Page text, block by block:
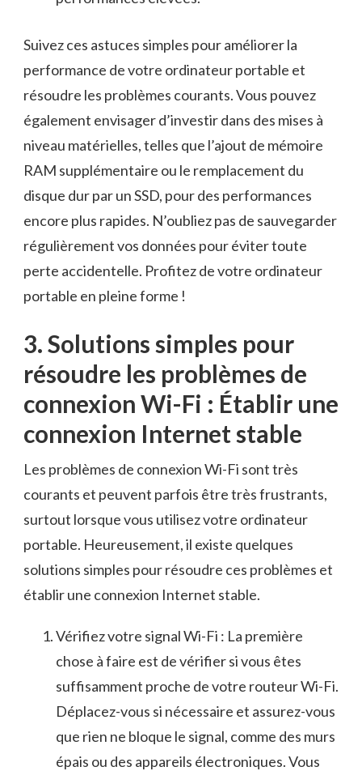
Suivez ces⁤ astuces simples pour ⁣améliorer la
performance de votre ordinateur portable et
résoudre ‍les problèmes courants. Vous‍ pouvez
également envisager d’investir dans ‌des mises‌ à
niveau matérielles, telles que⁢ l’ajout de mémoire
RAM supplémentaire ou le remplacement du
disque dur par un SSD, pour des performances
encore plus rapides. N’oubliez pas de sauvegarder
régulièrement vos données⁤ pour éviter toute​
perte accidentelle. Profitez de ⁤votre ordinateur
portable en pleine forme !
3. Solutions simples pour
résoudre les ⁣problèmes de
connexion Wi-Fi : Établir une‌
connexion Internet stable
Les problèmes de​ connexion Wi-Fi sont ​très
courants et⁣ peuvent parfois être très⁣ frustrants,
surtout lorsque vous utilisez votre ordinateur
portable. Heureusement, il existe quelques
solutions ⁢simples pour résoudre ces problèmes et
établir une connexion Internet stable.
Vérifiez votre signal ‌Wi-Fi : La ⁢première
chose à faire est de vérifier si vous⁣ êtes
suffisamment‌ proche‍ de‌ votre routeur Wi-Fi.
Déplacez-vous si nécessaire et assurez-vous
que rien ne bloque le signal, ‍comme des murs
épais ou des appareils électroniques. ⁢Vous